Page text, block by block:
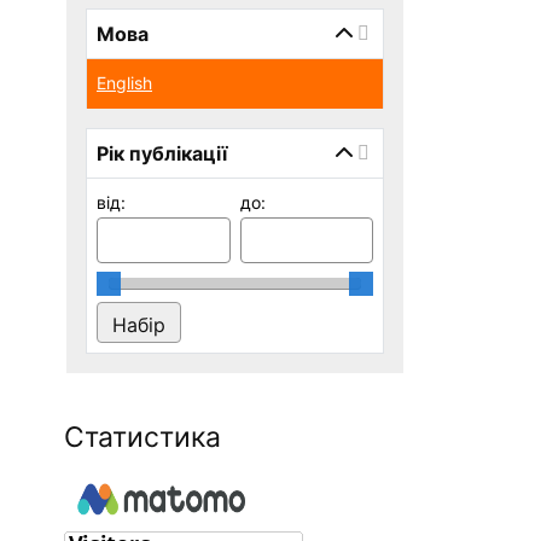
Мова
English
Рік публікації
від: до:
Статистика